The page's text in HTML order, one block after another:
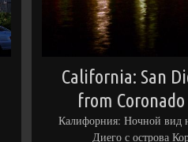
California: San
from
Калифорния: Ночной вид
Диего с острова